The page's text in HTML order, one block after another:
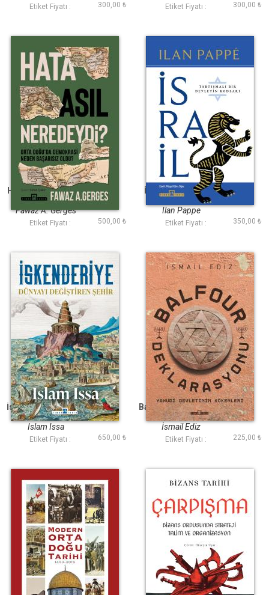
Etiket Fiyatı : 300,00 ₺ Etiket Fiyatı : 300,00 ₺
Hata Asıl Neredeydi
Fawaz A. Gerges
Etiket Fiyatı : 500,00 ₺
İsrail Tartışmalı Bir
Ülkenin Kodları
Ilan Pappe
Etiket Fiyatı : 350,00 ₺
İskenderiye Dünyayı
Değiştiren Şehir
Islam Issa
Etiket Fiyatı : 650,00 ₺
Balfour Deklarasyonu
İsmail Ediz
Etiket Fiyatı : 225,00 ₺